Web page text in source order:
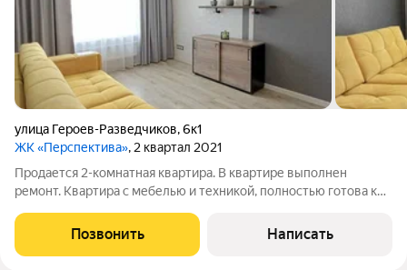
улица Героев-Разведчиков,6к1
ЖК «Перспектива», 2 квартал 2021
Продается 2-комнатная квартира. В квартире выполнен
ремонт. Квартира с мебелью и техникой, полностью готова к
совмещен, полностью в плитке, окно обеспечивает
дополнительное проветривание и
Позвонить Написать